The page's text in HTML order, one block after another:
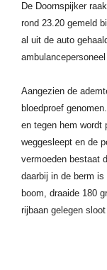
De Doornspijker
rond 23.20 gemeld
al uit de auto
Aangezien de
bloedproef
en tegen hem wordt
weggesleept en de
vermoeden bestaat
daarbij in de berm
boom, draaide 180
rijbaan gelegen